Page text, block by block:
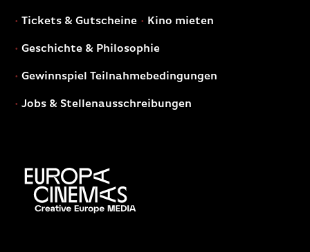
Tickets & Gutscheine Kino mieten
Geschichte & Philosophie
Gewinnspiel Teilnahmebedingungen
Jobs & Stellenausschreibungen